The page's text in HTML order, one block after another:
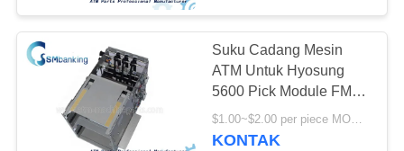
TUR
PABRIK
KONTROL
KUALITAS
NCR ATM Parts
1858
Suku Cadang Mesin
ATM Untuk Hyosung
5600 Pick Module FM-
7000 7310000425
7310000444
$1.00~$2.00 per piece MOQ:1 potong
KONTAK